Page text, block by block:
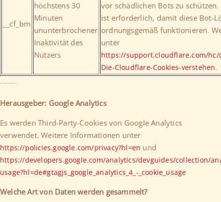
__cf_bm
höchstens 30
Minuten
ununterbrochener
Inaktivität des
Nutzers
vor schädlichen Bots zu schützen.
ist erforderlich, damit diese Bot-
ordnungsgemäß funktionieren.
unter
https://support.cloudflare.com/hc/
Die-Cloudflare-Cookies-verstehen.
Analyse/Statistiken:
Herausgeber: Google Analytics
Es werden Third-Party-Cookies von Google Analytics
verwendet. Weitere Informationen unter
https://policies.google.com/privacy?hl=en und
https://developers.google.com/analytics/devguides/collection/
usage?hl=de#gtagjs_google_analytics_4_-_cookie_usage
Welche Art von Daten werden gesammelt?